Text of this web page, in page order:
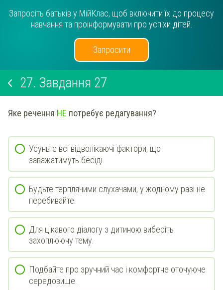
Запросіть батьків у МійКлас, щоб включити їх до процесу
навчання та проінформувати про успіхи дітей.
Запросити
27. Завдання 27
Яке речення НЕ потребує редагування?
Усуньте всі відволікаючі фактори, що
заважатимуть бесіді.
Будьте терплячими слухачами, у жодному разі не
перебивайте.
Для цікавого діалогу з дитиною виберіть
захоплюючу тему.
Подбайте про зручний час і комфортне оточуюче
середовище.